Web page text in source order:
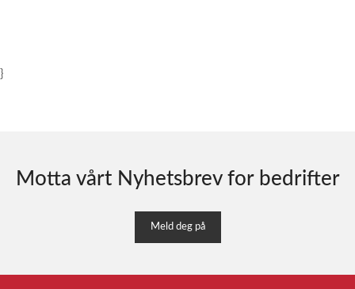
}
Motta vårt Nyhetsbrev for bedrifter
Meld deg på